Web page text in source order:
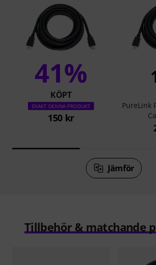
41%
KÖPT
EXAKT DENNA PRODUKT
150 kr
PureLink
Jämför
Tillbehör & matchande